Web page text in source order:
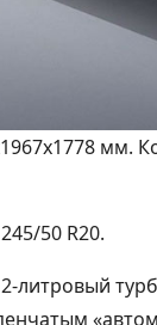
50 R20.
литровый